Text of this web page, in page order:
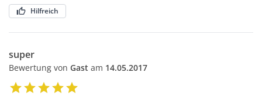
Hilfreich
super
Bewertung von Gast am 14.05.2017